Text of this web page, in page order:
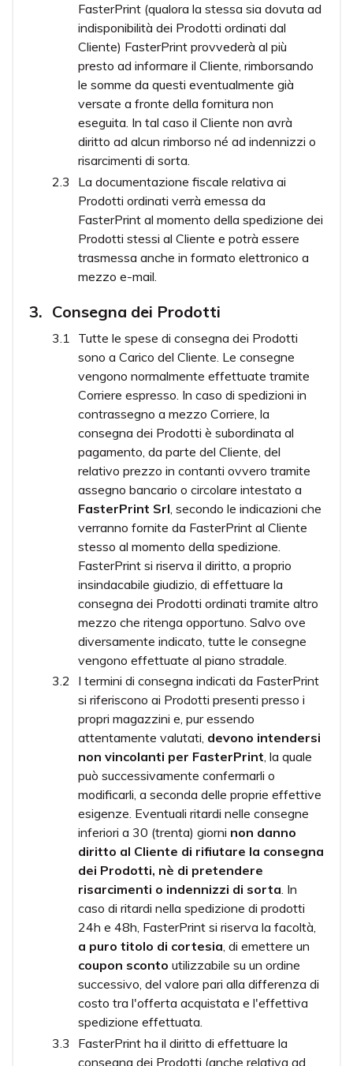
FasterPrint (qualora la stessa sia dovuta ad
indisponibilità dei Prodotti ordinati dal
Cliente) FasterPrint provvederà al più
presto ad informare il Cliente, rimborsando
le somme da questi eventualmente già
versate a fronte della fornitura non
eseguita. In tal caso il Cliente non avrà
diritto ad alcun rimborso né ad indennizzi o
risarcimenti di sorta.
La documentazione fiscale relativa ai
Prodotti ordinati verrà emessa da
FasterPrint al momento della spedizione dei
Prodotti stessi al Cliente e potrà essere
trasmessa anche in formato elettronico a
mezzo e-mail.
Consegna dei Prodotti
Tutte le spese di consegna dei Prodotti
sono a Carico del Cliente. Le consegne
vengono normalmente effettuate tramite
Corriere espresso. In caso di spedizioni in
contrassegno a mezzo Corriere, la
consegna dei Prodotti è subordinata al
pagamento, da parte del Cliente, del
relativo prezzo in contanti ovvero tramite
assegno bancario o circolare intestato a
FasterPrint Srl, secondo le indicazioni che
verranno fornite da FasterPrint al Cliente
stesso al momento della spedizione.
FasterPrint si riserva il diritto, a proprio
insindacabile giudizio, di effettuare la
consegna dei Prodotti ordinati tramite altro
mezzo che ritenga opportuno. Salvo ove
diversamente indicato, tutte le consegne
vengono effettuate al piano stradale.
I termini di consegna indicati da FasterPrint
si riferiscono ai Prodotti presenti presso i
propri magazzini e, pur essendo
attentamente valutati, devono intendersi
non vincolanti per FasterPrint, la quale
può successivamente confermarli o
modificarli, a seconda delle proprie effettive
esigenze. Eventuali ritardi nelle consegne
inferiori a 30 (trenta) giorni non danno
diritto al Cliente di rifiutare la consegna
dei Prodotti, nè di pretendere
risarcimenti o indennizzi di sorta. In
caso di ritardi nella spedizione di prodotti
24h e 48h, FasterPrint si riserva la facoltà,
a puro titolo di cortesia, di emettere un
coupon sconto utilizzabile su un ordine
successivo, del valore pari alla differenza di
costo tra l'offerta acquistata e l'effettiva
spedizione effettuata.
FasterPrint ha il diritto di effettuare la
consegna dei Prodotti (anche relativa ad